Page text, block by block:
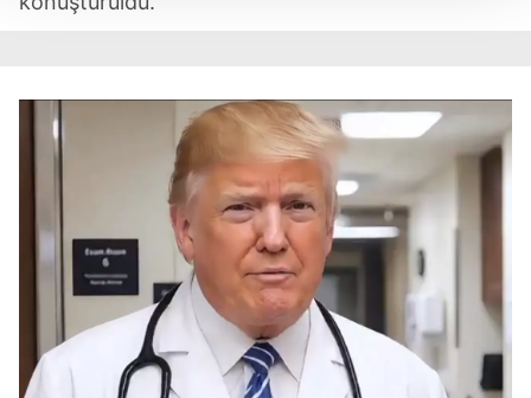
Her halükârda, kullanıcılar, bu çerezlere izin vermedikleri
Sizlere daha iyi bir hizmet sunabilmek için İnternet
Sitemizde kendimize ve üçüncü kişilere ait çerezler
kullanılmaktadır. Bu çerezler vasıtasıyla çeşitli kişisel
verileriniz işlenmekte olup gerekli olan çerezler bilgi
toplumu hizmetlerinin sunulması amacıyla
kullanılmaktadır. Diğer çerezler, sitemizin daha işlevsel
kılınması ve kişiselleştirilmesi ve sizlere yönelik
reklam/pazarlama faaliyetlerinin yapılması, amaçlarıyla
sınırlı olarak açık rızanız dahilinde kullanılacaktır.